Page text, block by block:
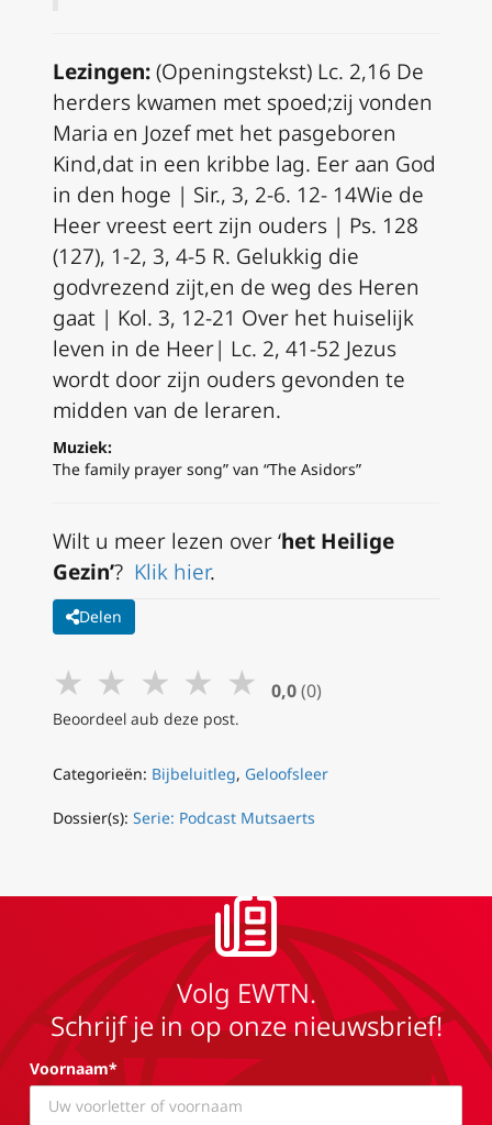
Lezingen:(Openingstekst) Lc. 2,16 De
herders kwamen met spoed;zij vonden
Maria en Jozef met het pasgeboren
Kind,dat in een kribbe lag. Eer aan God
in den hoge | Sir., 3, 2-6. 12- 14Wie de
Heer vreest eert zijn ouders | Ps. 128
(127), 1-2, 3, 4-5 R. Gelukkig die
godvrezend zijt,en de weg des Heren
gaat | Kol. 3, 12-21 Over het huiselijk
leven in de Heer| Lc. 2, 41-52 Jezus
wordt door zijn ouders gevonden te
midden van de leraren.
Muziek:
The family prayer song” van “The Asidors”
Wilt u meer lezen over ‘het Heilige
Gezin’? Klik hier.
Delen
★ ★ ★ ★ ★ 0,0 (0)
Beoordeel aub deze post.
Categorieën: Bijbeluitleg, Geloofsleer
Dossier(s): Serie: Podcast Mutsaerts
Volg EWTN.
Schrijf je in op onze nieuwsbrief!
Voornaam*